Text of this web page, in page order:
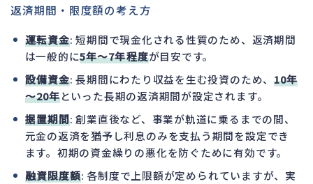
返済期間・限度額の考え方
運転資金: 短期間で現金化される性質のため、返済期間
は一般的に5年～7年程度が目安です。
設備資金: 長期間にわたり収益を生む投資のため、10年
～20年といった長期の返済期間が設定されます。
据置期間: 創業直後など、事業が軌道に乗るまでの間、
元金の返済を猶予し利息のみを支払う期間を設定でき
ます。初期の資金繰りの悪化を防ぐために有効です。
融資限度額: 各制度で上限額が定められていますが、実